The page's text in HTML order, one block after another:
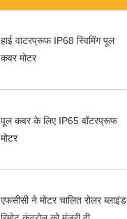
हाई वाटरप्रूफ IP68 स्विमिंग पूल
कवर मोटर
पूल कवर के लिए IP65 वॉटरप्रूफ
मोटर
एफसीसी ने मोटर चालित रोलर ब्लाइंड